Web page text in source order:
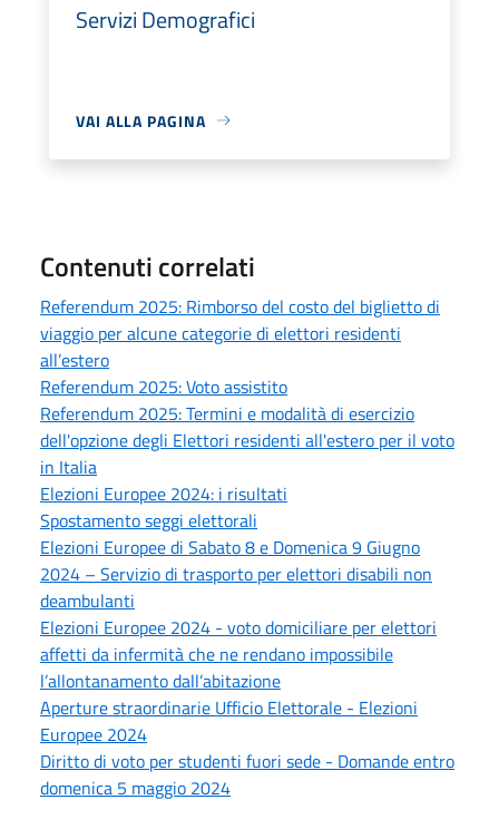
Servizi Demografici
VAI ALLA PAGINA
Contenuti correlati
Referendum 2025: Rimborso del costo del biglietto di
viaggio per alcune categorie di elettori residenti
all’estero
Referendum 2025: Voto assistito
Referendum 2025: Termini e modalità di esercizio
dell'opzione degli Elettori residenti all'estero per il voto
in Italia
Elezioni Europee 2024: i risultati
Spostamento seggi elettorali
Elezioni Europee di Sabato 8 e Domenica 9 Giugno
2024 – Servizio di trasporto per elettori disabili non
deambulanti
Elezioni Europee 2024 - voto domiciliare per elettori
affetti da infermità che ne rendano impossibile
l’allontanamento dall’abitazione
Aperture straordinarie Ufficio Elettorale - Elezioni
Europee 2024
Diritto di voto per studenti fuori sede - Domande entro
domenica 5 maggio 2024